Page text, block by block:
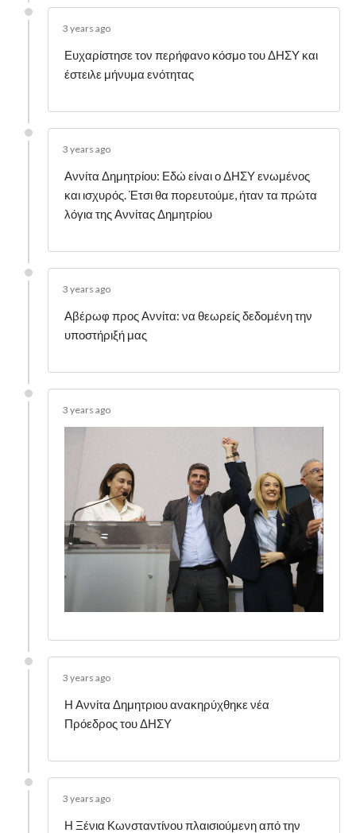
3 years ago
Ευχαρίστησε τον περήφανο κόσμο του ΔΗΣΥ και
έστειλε μήνυμα ενότητας
3 years ago
Αννίτα Δημητρίου: Εδώ είναι ο ΔΗΣΥ ενωμένος
και ισχυρός. Έτσι θα πορευτούμε, ήταν τα πρώτα
λόγια της Αννίτας Δημητρίου
3 years ago
Αβέρωφ προς Αννίτα: να θεωρείς δεδομένη την
υποστήριξή μας
3 years ago
3 years ago
Η Αννίτα Δημητριου ανακηρύχθηκε νέα
Πρόεδρος του ΔΗΣΥ
3 years ago
Η Ξένια Κωνσταντίνου πλαισιούμενη από την